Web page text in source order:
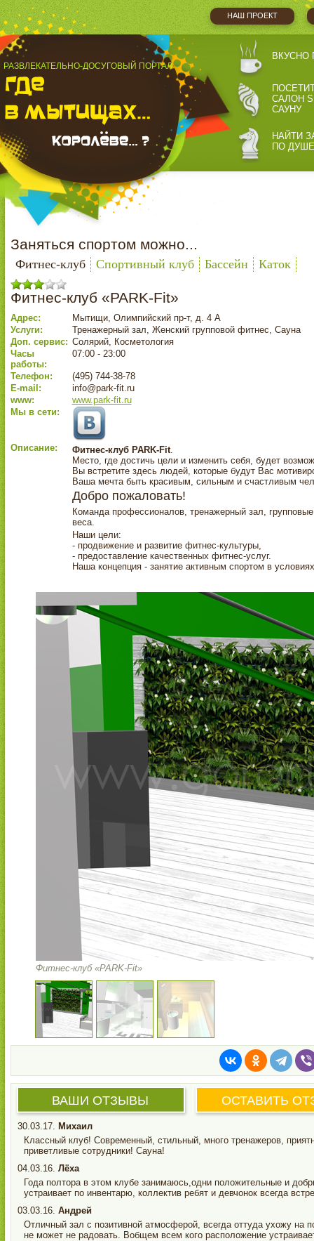
НАШ ПРОЕКТ
РАЗВЛЕКАТЕЛЬНО-ДОСУГОВЫЙ ПОРТАЛ
ВКУСНО
САЛОН
САУНУ
НАЙТИ
ПО ДУШЕ
Заняться спортом можно...
Фитнес-клуб Спортивный клуб Бассейн Каток
Фитнес-клуб «PARK-Fit»
Адрес:
Мытищи, Олимпийский пр-т, д. 4 А
Услуги:
Тренажерный зал, Женский групповой фитнес, Сауна
Доп. сервис: Солярий, Косметология
Часы
работы:
07:00 - 23:00
Телефон:
(495) 744-38-78
E-mail:
info@park-fit.ru
www:
www.park-fit.ru
Мы в сети:
Описание: Фитнес-клуб PARK-Fit.
Место, где достичь цели и изменить себя, будет
Вы встретите здесь людей, которые будут Вас
Ваша мечта быть красивым, сильным и счастливым
Добро пожаловать!
Команда профессионалов, тренажерный зал,
веса.
Наши цели:
- продвижение и развитие фитнес-культуры,
- предоставление качественных фитнес-услуг.
Наша концепция - занятие активным спортом в
Фитнес-клуб «PARK-Fit»
ВАШИ ОТЗЫВЫ ОСТАВИТЬ
30.03.17. Михаил
Классный клуб! Современный, стильный, много тренажеров,
приветливые сотрудники! Сауна!
04.03.16. Лёха
Года полтора в этом клубе занимаюсь,одни положительные и
устраивает по инвентарю, коллектив ребят и девчонок всегда
03.03.16. Андрей
Отличный зал с позитивной атмосферой, всегда оттуда ухожу на
не может не радовать. Вобщем всем кого расположение